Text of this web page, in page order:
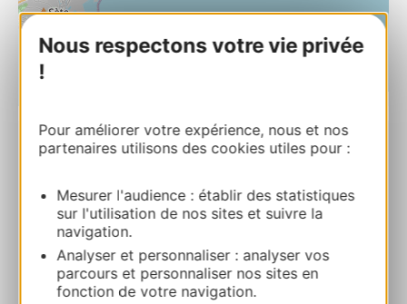
Nous respectons votre vie privée
!
Pour améliorer votre expérience, nous et nos
partenaires utilisons des cookies utiles pour :
Mesurer l'audience : établir des statistiques
sur l'utilisation de nos sites et suivre la
navigation.
Analyser et personnaliser : analyser vos
parcours et personnaliser nos sites en
fonction de votre navigation.
RESERVA
LES TAMARIS
140 avenue d’Ingril 34110 FRONTIGNAN
Ruta y acceso